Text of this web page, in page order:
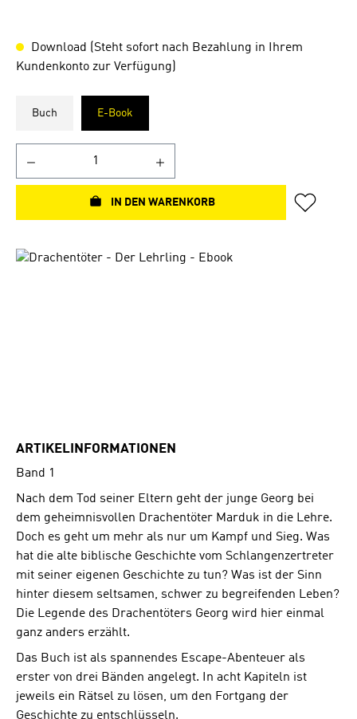
Download (Steht sofort nach Bezahlung in Ihrem
Kundenkonto zur Verfügung)
Buch E-Book
IN DEN WARENKORB
Bildergalerie überspringen
ARTIKELINFORMATIONEN
Band 1
Nach dem Tod seiner Eltern geht der junge Georg bei
dem geheimnisvollen Drachentöter Marduk in die Lehre.
Doch es geht um mehr als nur um Kampf und Sieg. Was
hat die alte biblische Geschichte vom Schlangenzertreter
mit seiner eigenen Geschichte zu tun? Was ist der Sinn
hinter diesem seltsamen, schwer zu begreifenden Leben?
Die Legende des Drachentöters Georg wird hier einmal
ganz anders erzählt.
Das Buch ist als spannendes Escape-Abenteuer als
erster von drei Bänden angelegt. In acht Kapiteln ist
jeweils ein Rätsel zu lösen, um den Fortgang der
Geschichte zu entschlüsseln.